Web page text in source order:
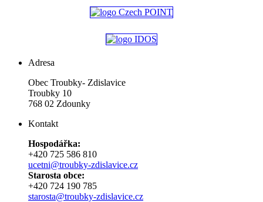
Adresa
Obec Troubky- Zdislavice
Troubky 10
768 02 Zdounky
Kontakt
Hospodářka:
+420 725 586 810
ucetni@troubky-zdislavice.cz
Starosta obce:
+420 724 190 785
starosta@troubky-zdislavice.cz